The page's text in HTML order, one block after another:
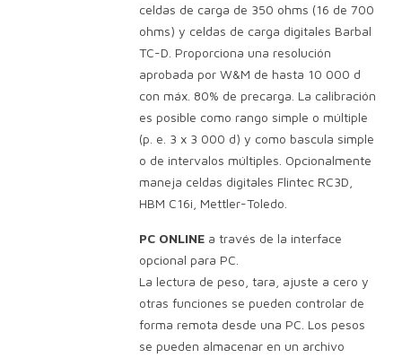
celdas de carga de 350 ohms (16 de 700
ohms) y celdas de carga digitales Barbal
TC-D. Proporciona una resolución
aprobada por W&M de hasta 10 000 d
con máx. 80% de precarga. La calibración
es posible como rango simple o múltiple
(p. e. 3 x 3 000 d) y como bascula simple
o de intervalos múltiples. Opcionalmente
maneja celdas digitales Flintec RC3D,
HBM C16i, Mettler-Toledo.
PC ONLINE a través de la interface
opcional para PC.
La lectura de peso, tara, ajuste a cero y
otras funciones se pueden controlar de
forma remota desde una PC. Los pesos
se pueden almacenar en un archivo